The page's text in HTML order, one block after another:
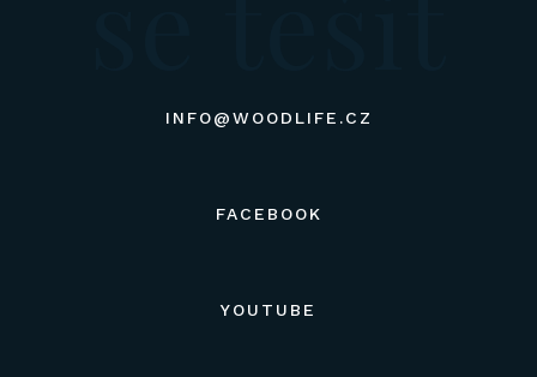
INFO@WOODLIFE.CZ
FACEBOOK
YOUTUBE